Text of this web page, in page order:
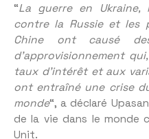
“La guerre en Ukraine,
contre la Russie et les
Chine ont causé
d’approvisionnement
taux d’intérêt et aux
ont entraîné une crise
monde“, a déclaré
de la vie dans le monde
Unit.